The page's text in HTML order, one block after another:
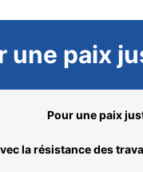
une paix
Pour une paix
la résistance des